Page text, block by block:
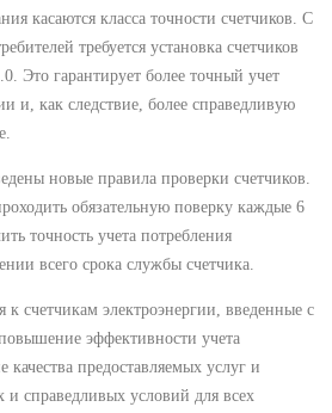
касаются класса точности счетчиков. С
требуется установка счетчиков
Это гарантирует более точный учет
и, как следствие, более справедливую
новые правила проверки счетчиков.
обязательную поверку каждые 6
точность учета потребления
всего срока службы счетчика.
счетчикам электроэнергии, введенные с
эффективности учета
качества предоставляемых услуг и
и справедливых условий для всех